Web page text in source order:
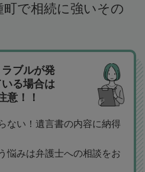
で相続に強いその
ブルが発
る場合は
意！！
ない！遺言書の内容に納得
悩みは弁護士への相談をお